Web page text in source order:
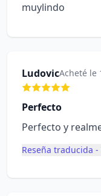
muylindo
LudovicAcheté le
Perfecto
Perfecto y
Reseña traducida